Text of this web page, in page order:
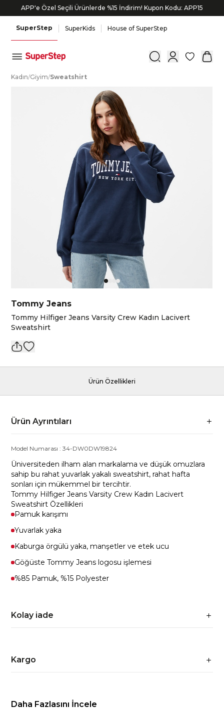
APP'e Özel Seçili Ürünlerde %15 İndirim! Kupon Kodu: APP15
SuperStep SuperKids House of SuperStep
0
Kadın/Giyim/Sweatshirt
Tommy Jeans
Tommy Hilfiger Jeans Varsity Crew Kadın Lacivert
Sweatshirt
Ürün Özellikleri
Ürün Ayrıntıları
Model Numarası :34-DW0DW19824
Üniversiteden ilham alan markalama ve düşük omuzlara
sahip bu rahat yuvarlak yakalı sweatshirt, rahat hafta
sonları için mükemmel bir tercihtir.
Tommy Hilfiger Jeans Varsity Crew Kadın Lacivert
Sweatshirt Özellikleri
Pamuk karışımı
Yuvarlak yaka
Kaburga örgülü yaka, manşetler ve etek ucu
Göğüste Tommy Jeans logosu işlemesi
%85 Pamuk, %15 Polyester
Kolay iade
Kargo
Daha Fazlasını İncele